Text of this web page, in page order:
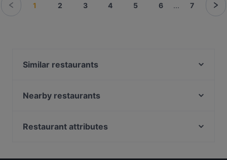
1 2 3 4 5 6 ... 7
Similar restaurants
Sushi Vero
Nearby restaurants
Koya Karlsdorf
Restaurant attributes